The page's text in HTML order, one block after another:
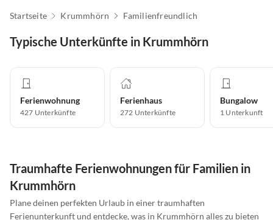
Startseite Krummhörn Familienfreundlich
Typische Unterkünfte in Krummhörn
Ferienwohnung
427 Unterkünfte
Ferienhaus
272 Unterkünfte
Bungalow
1 Unterkunft
Traumhafte Ferienwohnungen für Familien in
Krummhörn
Plane deinen perfekten Urlaub in einer traumhaften
Ferienunterkunft und entdecke, was in Krummhörn alles zu bieten